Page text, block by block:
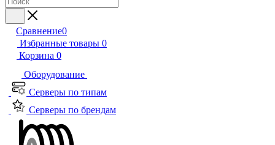
Сравнение0
Избранные товары 0
Корзина 0
Оборудование
Серверы по типам
Серверы по брендам